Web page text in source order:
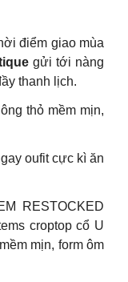
điểm giao mùa
gửi tới nàng
thanh lịch.
thỏ mềm mịn,
oufit cực kì ăn
RESTOCKED
croptop cổ U
mịn, form ôm